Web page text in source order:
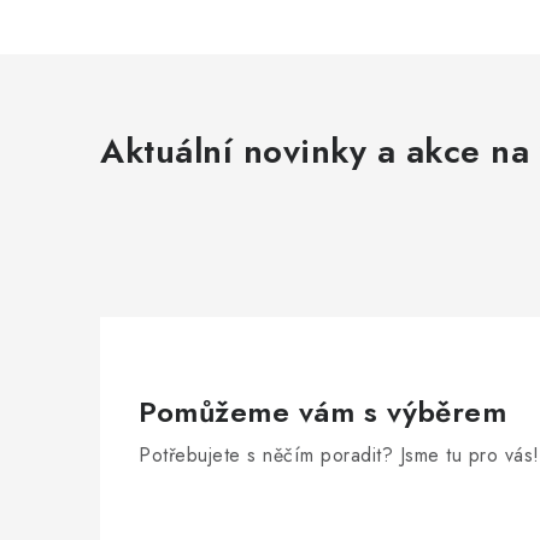
Aktuální novinky a akce na
Pomůžeme vám s výběrem
Potřebujete s něčím poradit? Jsme tu pro vás!